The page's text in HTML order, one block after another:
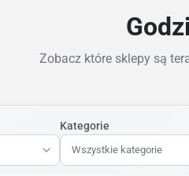
Zobacz które sklepy są
Kategorie
Wszystkie kategorie